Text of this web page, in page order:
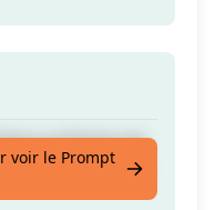
et Points de
Humain | Sans
voir le Prompt